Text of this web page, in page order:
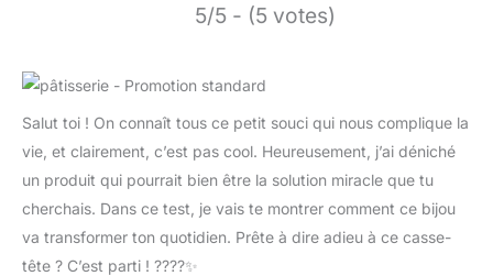
5/5 - (5 votes)
Salut toi ! On connaît tous ce petit souci qui nous complique la
vie, et clairement, c’est pas cool. Heureusement, j’ai déniché
un produit qui pourrait bien être la solution miracle que tu
cherchais. Dans ce test, je vais te montrer comment ce bijou
va transformer ton quotidien. Prête à dire adieu à ce casse-
tête ? C’est parti ! ????✨